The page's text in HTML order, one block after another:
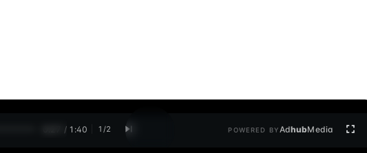
0:28 / 1:40 1 /2 POWERED BYAdhubMedia